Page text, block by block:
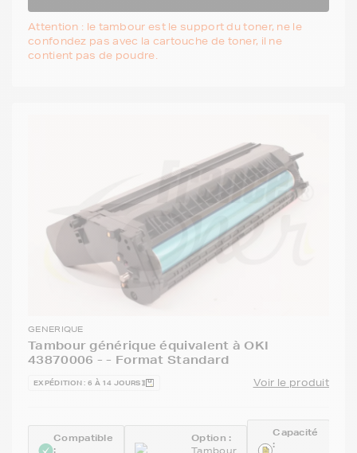
Attention : le tambour est le support du toner, ne le
confondez pas avec la cartouche de toner, il ne
contient pas de poudre.
GENERIQUE
Tambour générique équivalent à OKI
43870006 - - Format Standard
EXPÉDITION : 6 À 14 JOURS Voir le produit
Compatible
:
Option :
Tambour
Capacité
: